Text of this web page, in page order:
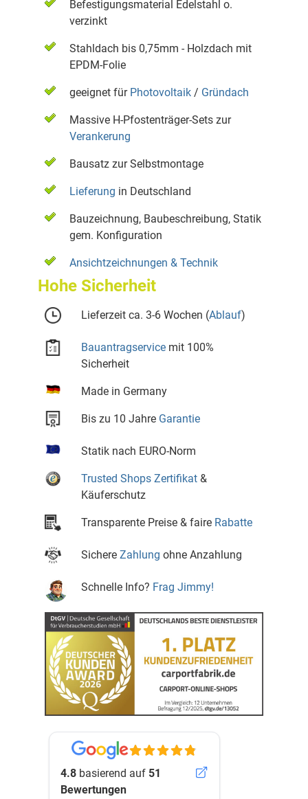
Befestigungsmaterial Edelstahl o.
verzinkt
Stahldach bis 0,75mm - Holzdach mit
EPDM-Folie
geeignet für Photovoltaik / Gründach
Massive H-Pfostenträger-Sets zur
Verankerung
Bausatz zur Selbstmontage
Lieferung in Deutschland
Bauzeichnung, Baubeschreibung, Statik
gem. Konfiguration
Ansichtzeichnungen & Technik
Hohe Sicherheit
Lieferzeit ca. 3-6 Wochen (Ablauf)
Bauantragservice mit 100%
Sicherheit
Made in Germany
Bis zu 10 Jahre Garantie
Statik nach EURO-Norm
Trusted Shops Zertifikat &
Käuferschutz
Transparente Preise & faire Rabatte
Sichere Zahlung ohne Anzahlung
Schnelle Info? Frag Jimmy!
4.8 basierend auf 51
Bewertungen